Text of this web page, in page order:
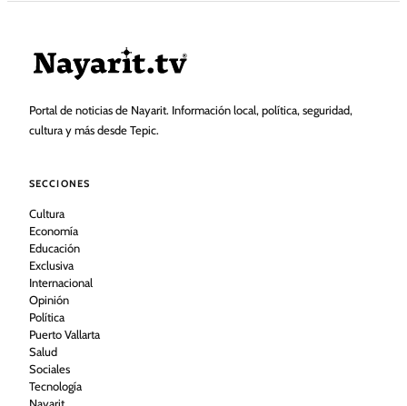
Portal de noticias de Nayarit. Información local, política, seguridad,
cultura y más desde Tepic.
SECCIONES
Cultura
Economía
Educación
Exclusiva
Internacional
Opinión
Política
Puerto Vallarta
Salud
Sociales
Tecnología